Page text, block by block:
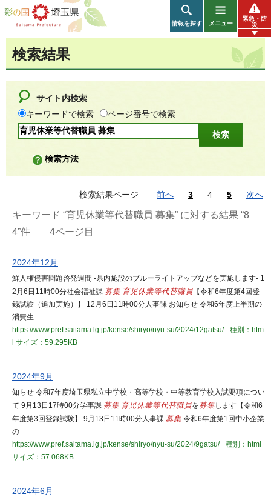
彩の国 埼玉県
情報を探す メニュー
緊急・防
災
検索結果
サイト内検索
キーワードで検索
ページ番号で検索
検索方法
検索結果ページ 前へ 3 4 5 次へ
キーワード “育児休業等代替職員 募集” に対する結果 “8
4”件
4ページ目
2024年12月
鮮人権侵害問題啓発週間 -県内施設のブルーライトアップなどを実施します- 1
2月6日11時00分社会福祉課 募集 育児休業等代替職員 【令和6年度第4回登
録試験（追加実施）】 12月6日11時00分人事課 お知らせ 令和6年度上半期の
消費生
https://www.pref.saitama.lg.jp/kense/shiryo/nyu-su/2024/12gatsu/
種別：htm
サイズ：59.295KB
2024年9月
知らせ 令和7年度埼玉県私立中学校・高等学校・中等教育学校入試要項につい
て 9月13日17時00分学事課 募集 育児休業等代替職員を募集します【令和6
年度第3回登録試験】 9月13日11時00分人事課 募集 令和6年度第1回中小企業
の
https://www.pref.saitama.lg.jp/kense/shiryo/nyu-su/2024/9gatsu/
種別：html
サイズ：57.068KB
2024年6月